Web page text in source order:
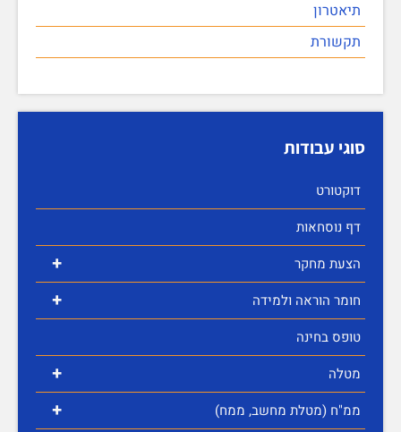
תיאטרון
תקשורת
סוגי עבודות
דוקטורט
דף נוסחאות
+ הצעת מחקר
+
חומר הוראה ולמידה
טופס בחינה
+ מטלה
+ ממ"ח (מטלת מחשב, ממח)